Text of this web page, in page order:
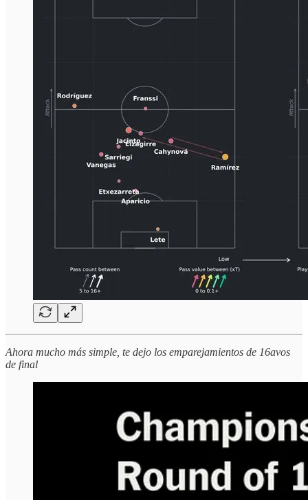
Ahora mucho más simple, te dejo los emparejamientos de 16avos
de final